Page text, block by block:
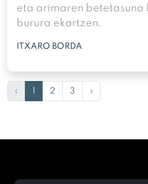
eta arimaren
burura ekartzen.
ITXARO BORDA
‹ 2 3 ›